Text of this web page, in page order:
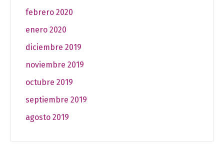
febrero 2020
enero 2020
diciembre 2019
noviembre 2019
octubre 2019
septiembre 2019
agosto 2019